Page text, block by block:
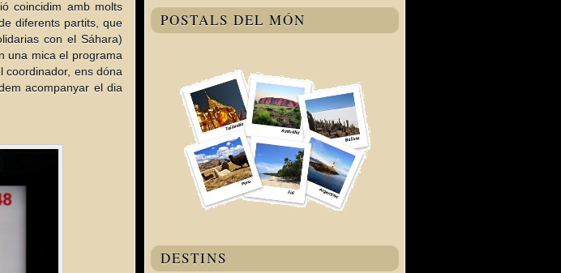
coincidim amb molts
diferents partits, que
con el Sáhara)
una mica el programa
coordinador, ens dóna
acompanyar el dia
POSTALS DEL MÓN
DESTINS